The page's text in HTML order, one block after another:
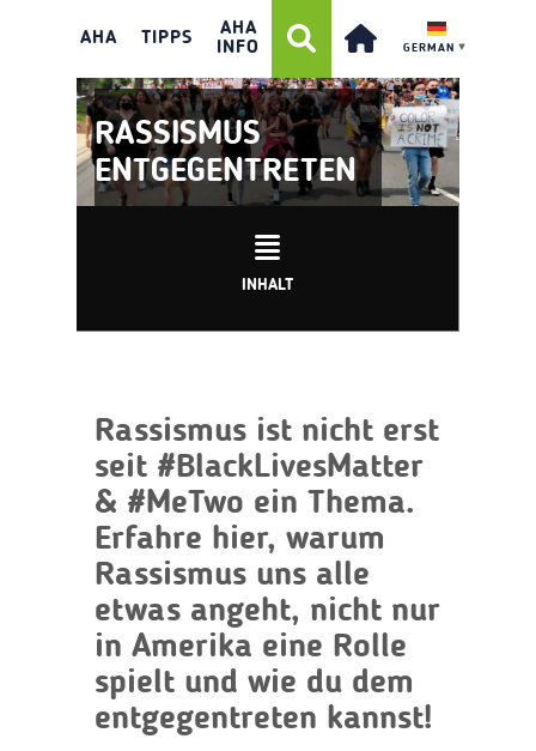
AHA TIPPS
AHA
INFO
GERMAN ▼
RASSISMUS
ENTGEGENTRETEN
INHALT
Rassismus ist nicht erst
seit #BlackLivesMatter
& #MeTwo ein Thema.
Erfahre hier, warum
Rassismus uns alle
etwas angeht, nicht nur
in Amerika eine Rolle
spielt und wie du dem
entgegentreten kannst!